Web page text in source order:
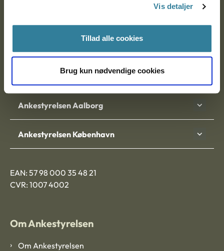
Vis detaljer
Tillad alle cookies
Brug kun nødvendige cookies
Nytorv 7, 2. sal
9000 Aalborg
Ankestyrelsen Aalborg
Ankestyrelsen København
EAN: 57 98 000 35 48 21
CVR: 1007 4002
Om Ankestyrelsen
Om Ankestyrelsen